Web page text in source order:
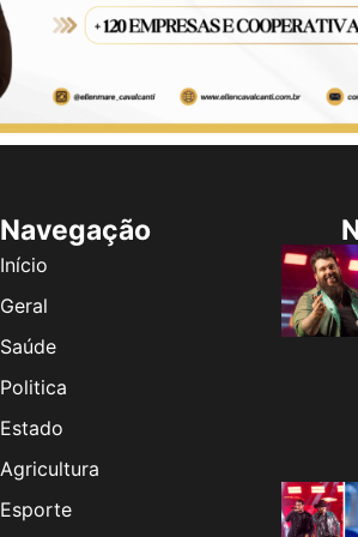
Navegação
Início
Geral
Saúde
Politica
Estado
Agricultura
Esporte